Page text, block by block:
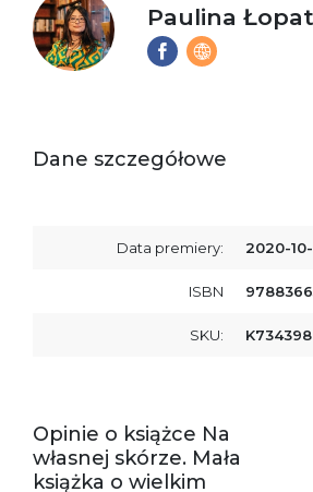
Paulina
Dane szczegółowe
Data premiery: 2020-
ISBN
SKU: K734398
Opinie o książce Na
własnej skórze. Mała
książka o wielkim